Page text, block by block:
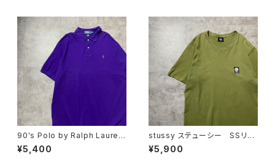
90's Polo by Ralph Lauren
ポロバイラルフローレン 刺繍
ワンポイント ポニー パープ
¥5,400
stussy ステューシー SSリン
ク ワンポイント ロゴプリン
ト カーキグリーン Tシャツ
¥5,900